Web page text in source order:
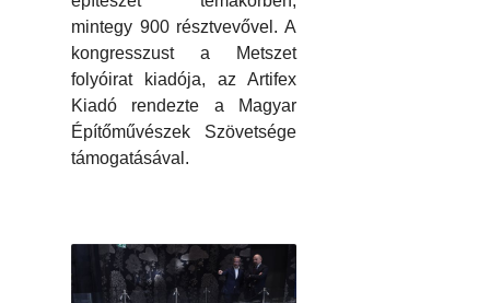
mintegy 900 résztvevővel. A
kongresszust a Metszet
folyóirat kiadója, az Artifex
Kiadó rendezte a Magyar
Építőművészek Szövetsége
támogatásával.